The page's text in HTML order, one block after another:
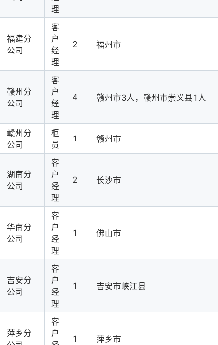
理
福建分
公司
客
户
经
理
2 福州市
赣州分
公司
客
户
经
理
4 赣州市3人，赣州市崇义县1人
赣州分
公司
柜
员
1 赣州市
湖南分
公司
客
户
经
理
2 长沙市
华南分
公司
客
户
经
理
1 佛山市
吉安分
公司
客
户
经
理
1 吉安市峡江县
萍乡分
客
户
1 萍乡市